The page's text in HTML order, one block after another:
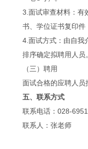
3.面试审查材料：有
书、学位证书复印件
4.面试方式：由自我
排序确定拟聘用人员。
（三）聘用
面试合格的应聘人员
五、联系方式
联系电话：028-
联系人：张老师